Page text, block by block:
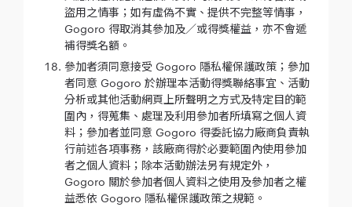
盜用之情事；如有虛偽不實、提供不完整等情事，
Gogoro 得取消其參加及／或得獎權益，亦不會遞
補得獎名額。
參加者須同意接受 Gogoro 隱私權保護政策；參加
者同意 Gogoro 於辦理本活動得獎聯絡事宜、活動
分析或其他活動網頁上所聲明之方式及特定目的範
圍內，得蒐集、處理及利用參加者所填寫之個人資
料；參加者並同意 Gogoro 得委託協力廠商負責執
行前述各項事務，該廠商得於必要範圍內使用參加
者之個人資料；除本活動辦法另有規定外，
Gogoro 關於參加者個人資料之使用及參加者之權
益悉依 Gogoro 隱私權保護政策之規範。